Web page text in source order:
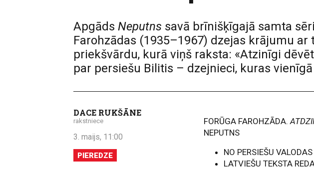
Apgāds Neputns savā brīnišķīgajā samta
Farohzādas (1935–1967) dzejas krājumu
priekšvārdu, kurā viņš raksta: «Atzinīgi
par persiešu Bilitis – dzejnieci, kuras
DACE RUKŠĀNE
rakstniece
3. maijs, 11:00
PIEREDZE
FORŪGA FAROHZĀDA.
NEPUTNS
NO PERSIEŠU
LATVIEŠU TEKSTA